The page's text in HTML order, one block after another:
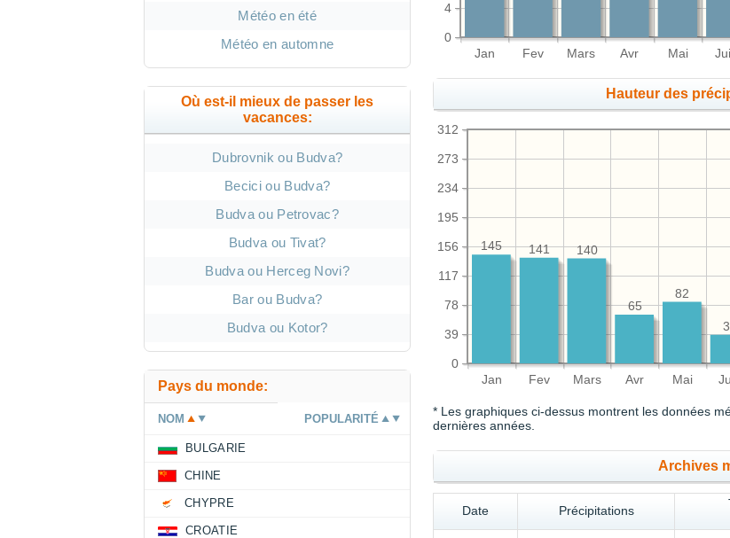
Jan Fev Mars Avr Mai
0
4
Hauteur des
Jan Fev Mars Avr Mai
0
39
78
117
156
195
234
273
312
82
65
140
141
145
* Les graphiques ci-dessus montrent les données
dernières années.
Archives
Date Précipitations
Météo en été
Météo en automne
Où est-il mieux de passer les
vacances:
Dubrovnik ou Budva?
Becici ou Budva?
Budva ou Petrovac?
Budva ou Tivat?
Budva ou Herceg Novi?
Bar ou Budva?
Budva ou Kotor?
Pays du monde:
NOM POPULARITÉ
BULGARIE
CHINE
CHYPRE
CROATIE